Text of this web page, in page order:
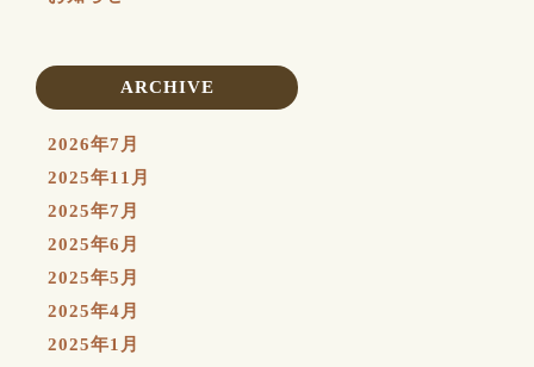
ARCHIVE
2026年7月
2025年11月
2025年7月
2025年6月
2025年5月
2025年4月
2025年1月